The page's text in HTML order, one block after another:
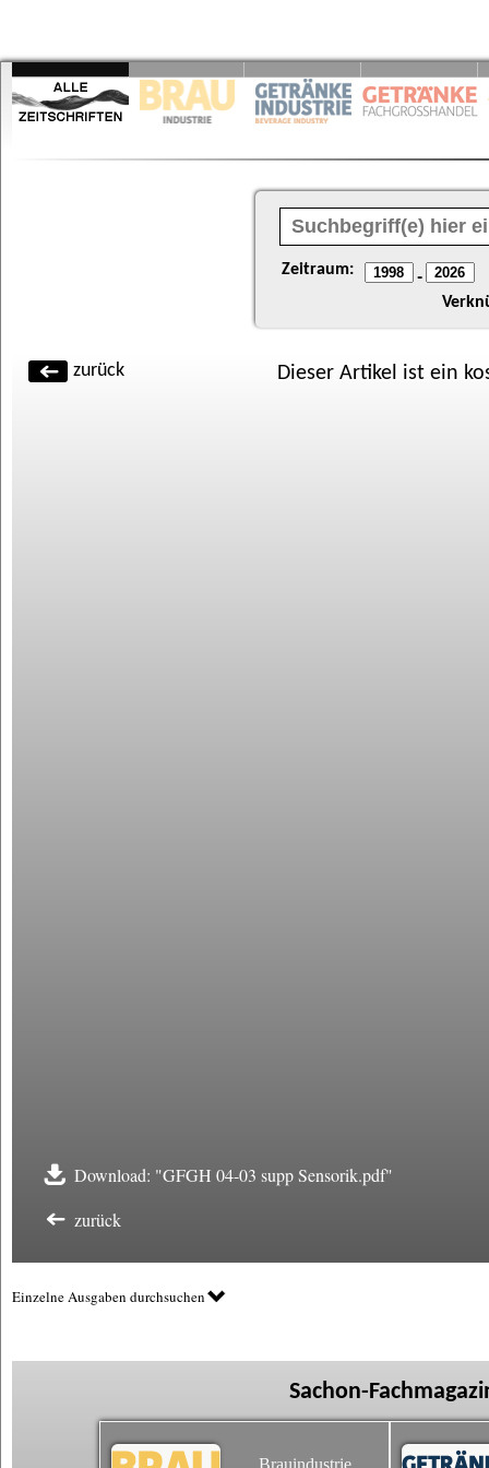
Zeitraum: -
zurück Dieser Artikel ist ein
Download: "GFGH 04-03 supp Sensorik.pdf"
zurück
Einzelne Ausgaben durchsuchen
Sachon-
Brauindustrie